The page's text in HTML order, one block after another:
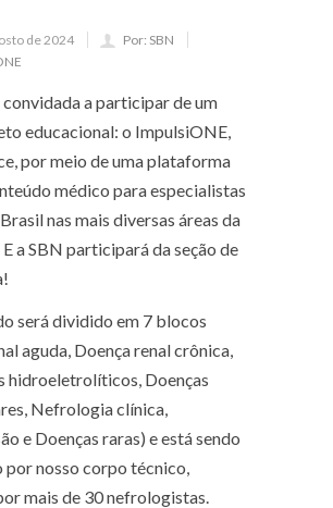
de 2024
Por: SBN
a participar de um
educacional: o ImpulsiONE,
por meio de uma plataforma
médico para especialistas
nas mais diversas áreas da
a SBN participará da seção de
será dividido em 7 blocos
aguda, Doença renal crônica,
hidroeletrolíticos, Doenças
Nefrologia clínica,
e Doenças raras) e está sendo
por nosso corpo técnico,
mais de 30 nefrologistas.